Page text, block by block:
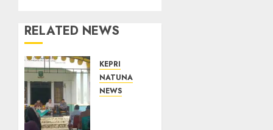
RELATED NEWS
KEPRI
NATUNA
NEWS